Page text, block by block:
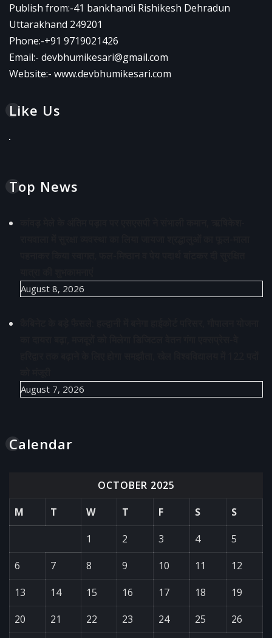
Publish from:-41 bankhandi Rishikesh Dehradun
Uttarakhand 249201
Phone:-+91 9719021426
Email:- devbhumikesari@gmail.com
Website:- www.devbhumikesari.com
Like Us
Top News
August 8, 2026
August 7, 2026
Calendar
OCTOBER 2025
M
T W T F S
S
1
2 3 4
5
6
7 8 9 10 11
12
13
14 15 16 17 18
19
20
21 22 23 24 25 26